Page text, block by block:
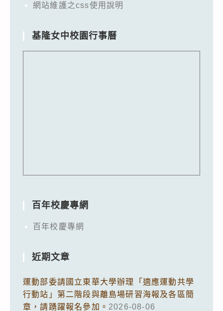
網站維護之css使用說明
基隆女中校園行事曆
百年校慶專網
百年校慶專網
近期文章
運動部委請國立東華大學辦理「適應運動共學
行動站」第二階段與離島場研習海報及各區簡
章，請踴躍報名參加。 2026-08-06